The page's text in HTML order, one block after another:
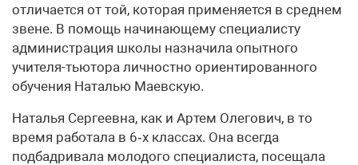
отличается от той, которая применяется в среднем
звене. В помощь начинающему специалисту
администрация школы назначила опытного
учителя-тьютора личностно ориентированного
обучения Наталью Маевскую.
Наталья Сергеевна, как и Артем Олегович, в то
время работала в 6‑х классах. Она всегда
подбадривала молодого специалиста, посещала